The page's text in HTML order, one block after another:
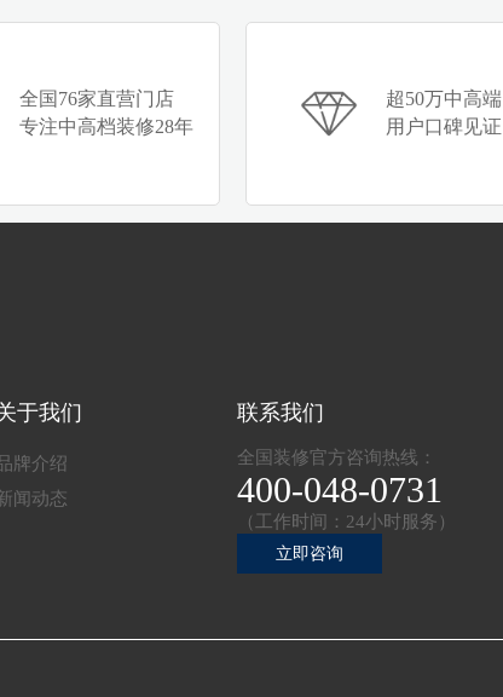
全国76家直营门店
专注中高档装修28年
超50万中高端
用户口碑见证
于我们
牌介绍
闻动态
联系我们
全国装修官方咨询热线：
400-048-0731
（工作时间：24小时服务）
立即咨询